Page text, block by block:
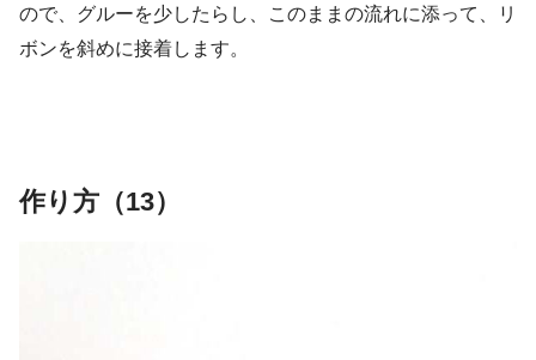
ので、グルーを少したらし、このままの流れに添って、リ
ボンを斜めに接着します。
作り方（13）